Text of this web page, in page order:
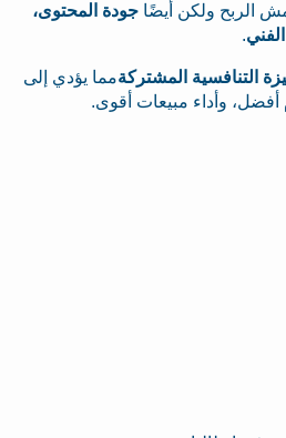
الربح ولكن أيضًا جودة المحتوى،
.
التنافسية المشتركةمما يؤدي إلى
أفضل، وأداء مبيعات أقوى.